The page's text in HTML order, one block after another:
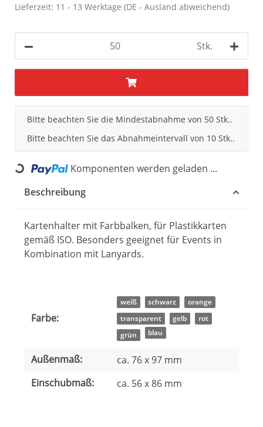
Lieferzeit: 11 - 13 Werktage (DE - Ausland abweichend)
Stk.
x
Bitte beachten Sie die Mindestabnahme von 50 Stk..
Bitte beachten Sie das Abnahmeintervall von 10 Stk..
Loading...
Komponenten werden geladen ...
Beschreibung
Kartenhalter mit Farbbalken, für Plastikkarten
gemäß ISO. Besonders geeignet für Events in
Kombination mit Lanyards.
Produkteigenschaft
Farbe:
weiß schwarz
orange
transparent
gelb
rot
grün
blau
Außenmaß:
ca. 76 x 97 mm
Einschubmaß:
ca. 56 x 86 mm